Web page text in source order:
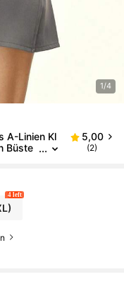
1/4
A-Linien Kl
Büste
5,00
(2)
4 left